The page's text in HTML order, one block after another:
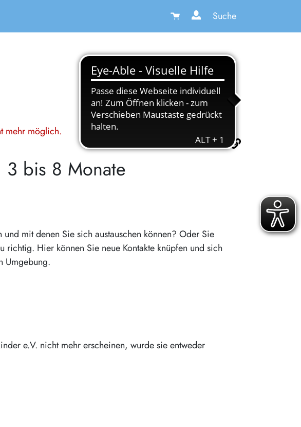
Suche
mehr möglich.
3 bis 8 Monate
mit denen Sie sich austauschen können? Oder Sie
Hier können Sie neue Kontakte knüpfen und sich
Umgebung.
e.V. nicht mehr erscheinen, wurde sie entweder